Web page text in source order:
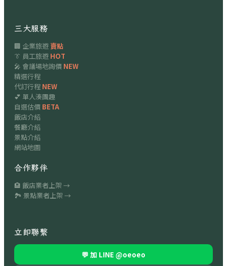
三大服務
🏢 企業旅遊賣點
👔 員工旅遊 HOT
🎤 會議場地詢價 NEW
精選行程
代訂行程 NEW
💕 單人湊團趣
自選估價 BETA
飯店介紹
餐廳介紹
景點介紹
網站地圖
合作夥伴
🏨 飯店業者上架 →
🏞 景點業者上架 →
立即聯繫
💬 加 LINE @oeoeo